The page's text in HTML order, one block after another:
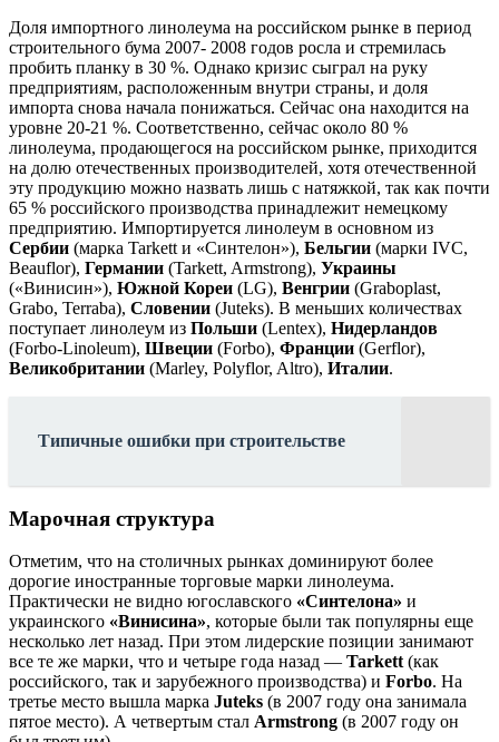
Доля импортного линолеума на российском рынке в период
строительного бума 2007- 2008 годов росла и стремилась
пробить планку в 30 %. Однако кризис сыграл на руку
предприятиям, расположенным внутри страны, и доля
импорта снова начала понижаться. Сейчас она находится на
уровне 20-21 %. Соответственно, сейчас около 80 %
линолеума, продающегося на российском рынке, приходится
на долю отечественных производителей, хотя отечественной
эту продукцию можно назвать лишь с натяжкой, так как почти
65 % российского производства принадлежит немецкому
предприятию. Импортируется линолеум в основном из
Сербии (марка Tarkett и «Синтелон»), Бельгии (марки IVC,
Beauflor), Германии (Tarkett, Armstrong), Украины
(«Винисин»), Южной Кореи (LG), Венгрии (Graboplast,
Grabo, Terraba), Словении (Juteks). В меньших количествах
поступает линолеум из Польши (Lentex), Нидерландов
(Forbo-Linoleum), Швеции (Forbo), Франции (Gerflor),
Великобритании (Marley, Polyflor, Altro), Италии.
Типичные ошибки при строительстве
Марочная структура
Отметим, что на столичных рынках доминируют более
дорогие иностранные торговые марки линолеума.
Практически не видно югославского «Синтелона» и
украинского «Винисина», которые были так популярны еще
несколько лет назад. При этом лидерские позиции занимают
все те же марки, что и четыре года назад — Tarkett (как
российского, так и зарубежного производства) и Forbo. На
третье место вышла марка Juteks (в 2007 году она занимала
пятое место). А четвертым стал Armstrong (в 2007 году он